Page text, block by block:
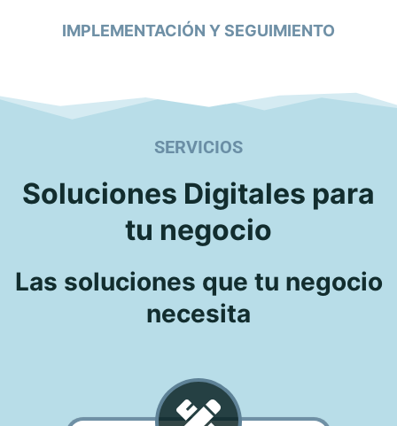
IMPLEMENTACIÓN Y SEGUIMIENTO
SERVICIOS
Soluciones Digitales para
tu negocio
Las soluciones que tu negocio
necesita